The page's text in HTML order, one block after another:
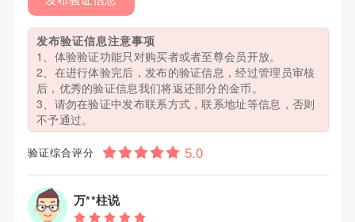
发布验证信息注意事项
1、体验验证功能只对购买者或者至尊会员开放。
2、在进行体验完后，发布的验证信息，经过管理员审核
后，优秀的验证信息我们将返还部分的金币。
3、请勿在验证中发布联系方式，联系地址等信息，否则
不予通过。
验证综合评分
万**柱说